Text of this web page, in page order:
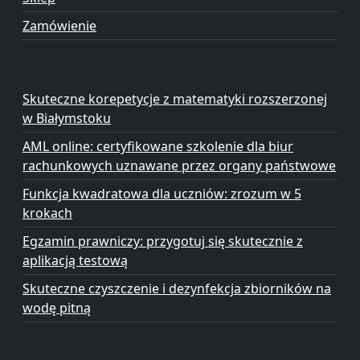
Zamówienie
Skuteczne korepetycje z matematyki rozszerzonej
w Białymstoku
AML online: certyfikowane szkolenie dla biur
rachunkowych uznawane przez organy państwowe
Funkcja kwadratowa dla uczniów: zrozum w 5
krokach
Egzamin prawniczy: przygotuj się skutecznie z
aplikacją testową
Skuteczne czyszczenie i dezynfekcja zbiorników na
wodę pitną